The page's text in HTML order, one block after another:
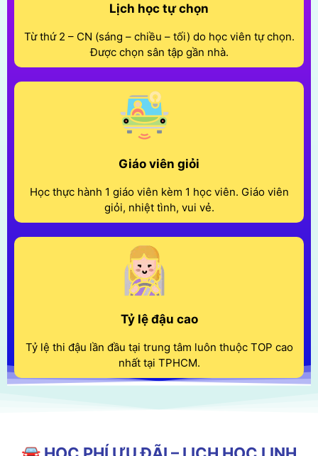
Lịch học tự chọn
Từ thứ 2 – CN (sáng – chiều – tối) do học viên tự chọn.
Được chọn sân tập gần nhà.
Giáo viên giỏi
Học thực hành 1 giáo viên kèm 1 học viên. Giáo viên
giỏi, nhiệt tình, vui vẻ.
Tỷ lệ đậu cao
Tỷ lệ thi đậu lần đầu tại trung tâm luôn thuộc TOP cao
nhất tại TPHCM.